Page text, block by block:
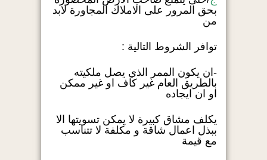
بحق المرور على الاملاك المجاورة لابد
من
توافر الشروط التالية :
-ان يكون الممر الذي يصل ملكيته
بالطريق العام غير كاف او غير ممكن
او ان ايجاده
يكلف مشاق كبيرة لا يمكن تسويتها الا
ببذل اعمال شاقة و مكلفة لا تتناسب
مع قيمة